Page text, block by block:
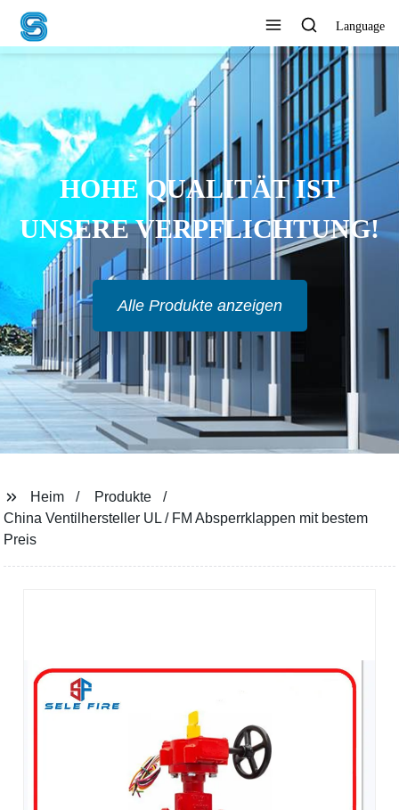
Language
Heim
Produkte
China Ventilhersteller UL / FM Absperrklappen mit bestem
Preis